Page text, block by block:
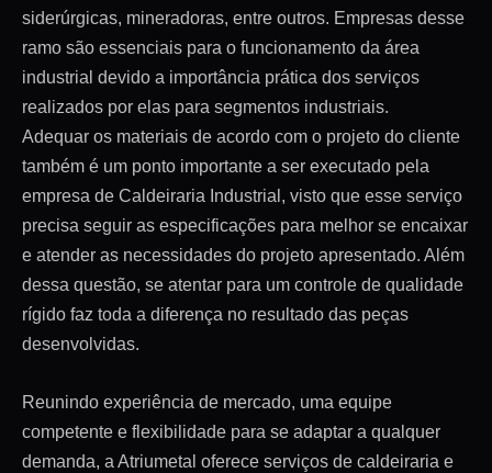
siderúrgicas, mineradoras, entre outros. Empresas desse
ramo são essenciais para o funcionamento da área
industrial devido a importância prática dos serviços
realizados por elas para segmentos industriais.
Adequar os materiais de acordo com o projeto do cliente
também é um ponto importante a ser executado pela
empresa de Caldeiraria Industrial, visto que esse serviço
precisa seguir as especificações para melhor se encaixar
e atender as necessidades do projeto apresentado. Além
dessa questão, se atentar para um controle de qualidade
rígido faz toda a diferença no resultado das peças
desenvolvidas.
Reunindo experiência de mercado, uma equipe
competente e flexibilidade para se adaptar a qualquer
demanda, a Atriumetal oferece serviços de caldeiraria e